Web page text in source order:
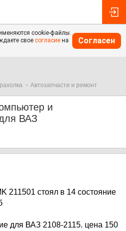
cookie-файлы.
свое согласие на
Согласен
Автозапчасти и ремонт
и
ВАЗ
211501 стоял в 14 состояние
для ВАЗ 2108-2115. цена 150